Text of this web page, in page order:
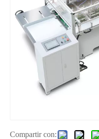
Compartir con: